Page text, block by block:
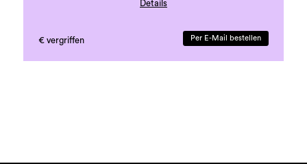
Details
€ vergriffen Per E-Mail bestellen